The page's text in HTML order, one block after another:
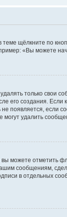
щёлкните по
«Вы можете
только свои
его создания.
появляется,
удалить
можете отметить
сообщениям,
в отдельных